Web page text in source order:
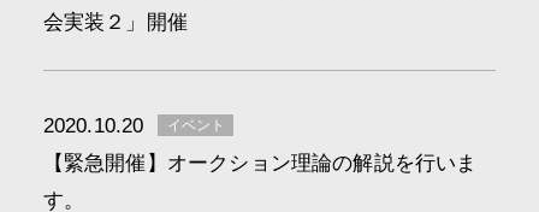
会実装２」開催
2020.10.20 イベント
【緊急開催】オークション理論の解説を行いま
す。